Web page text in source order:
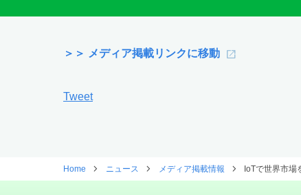
＞＞ メディア掲載リンクに移動
Tweet
Home ニュース メディア掲載情報 IoTで世界市場